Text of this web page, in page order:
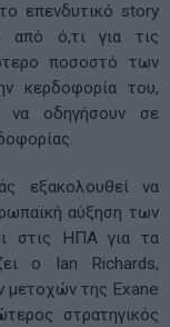
επενδυτικό story
από ό,τι για τις
ποσοστό των
κερδοφορία του,
να οδηγήσουν σε
εξακολουθεί να
αύξηση των
στις ΗΠΑ για τα
ο Ian Richards,
μετοχών της Exane
στρατηγικός